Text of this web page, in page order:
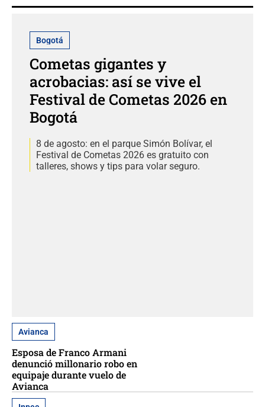
Bogotá
Cometas gigantes y
acrobacias: así se vive el
Festival de Cometas 2026 en
Bogotá
8 de agosto: en el parque Simón Bolívar, el
Festival de Cometas 2026 es gratuito con
talleres, shows y tips para volar seguro.
Avianca
Esposa de Franco Armani
denunció millonario robo en
equipaje durante vuelo de
Avianca